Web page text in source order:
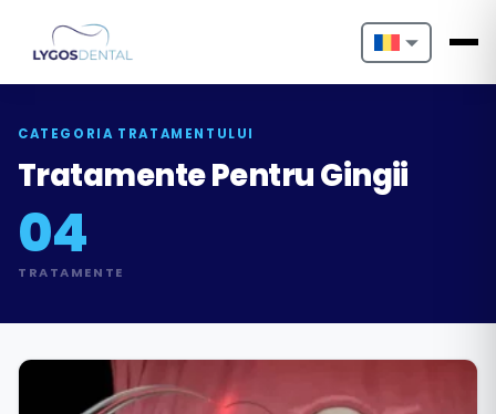
Nederlands
Français
CATEGORIA TRATAMENTULUI
Tratamente Pentru Gingii
04
TRATAMENTE